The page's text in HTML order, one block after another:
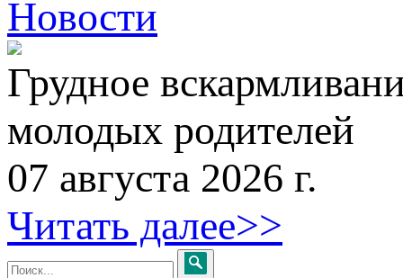
Новости
Грудное
молодых родителей
07 августа 2026 г.
Читать далее>>